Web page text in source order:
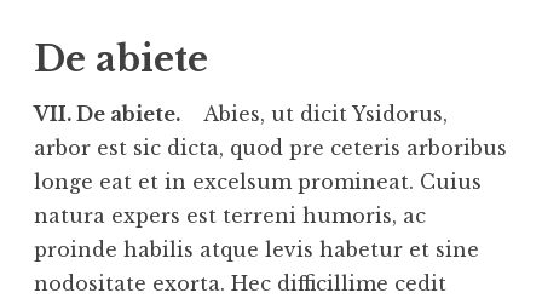
De abiete
VII. De abiete. Abies, ut dicit Ysidorus,
arbor est sic dicta, quod pre ceteris arboribus
longe eat et in excelsum promineat. Cuius
natura expers est terreni humoris, ac
proinde habilis atque levis habetur et sine
nodositate exorta. Hec difficillime cedit